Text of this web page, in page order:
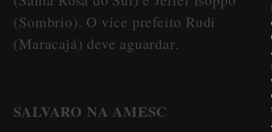
(Sombrio). O vice prefeito Rudi
(Maracajá) deve aguardar.
SALVARO NA AMESC